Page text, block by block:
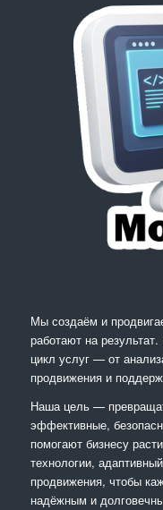
Мы создаём и
работают на
цикл услуг — от
продвижения и
Наша цель —
эффективные,
помогают бизнесу
технологии,
продвижения, чтобы
надёжным и